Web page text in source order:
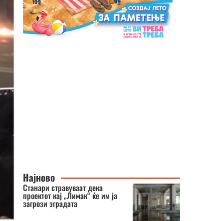
Најново
Станари стравуваат дека
проектот кај „Лимак“ ќе им ја
загрози зградата